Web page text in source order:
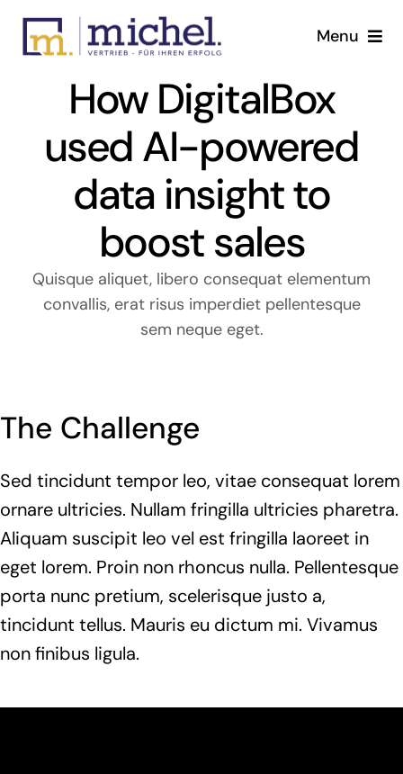
Skip
Menu
Tätigkeitsfelder
Home page
The Michel GmbH
Contact us
English
How DigitalBox
used AI-powered
data insight to
boost sales
Quisque aliquet, libero consequat elementum
convallis, erat risus imperdiet pellentesque
sem neque eget.
The Challenge
Sed tincidunt tempor leo, vitae consequat lorem
ornare ultricies. Nullam fringilla ultricies pharetra.
Aliquam suscipit leo vel est fringilla laoreet in
eget lorem. Proin non rhoncus nulla. Pellentesque
porta nunc pretium, scelerisque justo a,
tincidunt tellus. Mauris eu dictum mi. Vivamus
non finibus ligula.